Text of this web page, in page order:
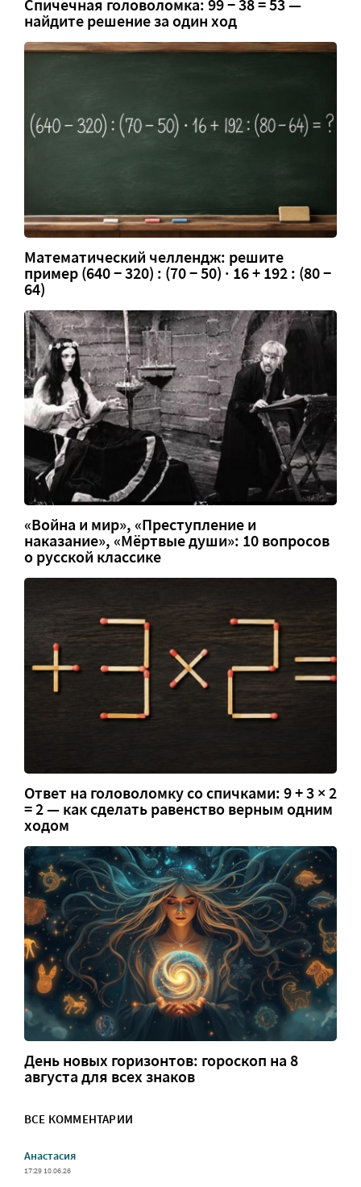
Спичечная головоломка: 99 − 38 = 53 —
найдите решение за один ход
Математический челлендж: решите
пример (640 − 320) : (70 − 50) · 16 + 192 : (80 −
64)
«Война и мир», «Преступление и
наказание», «Мёртвые души»: 10 вопросов
о русской классике
Ответ на головоломку со спичками: 9 + 3 × 2
= 2 — как сделать равенство верным одним
ходом
День новых горизонтов: гороскоп на 8
августа для всех знаков
ВСЕ КОММЕНТАРИИ
Анастасия
17:29 10.06.26